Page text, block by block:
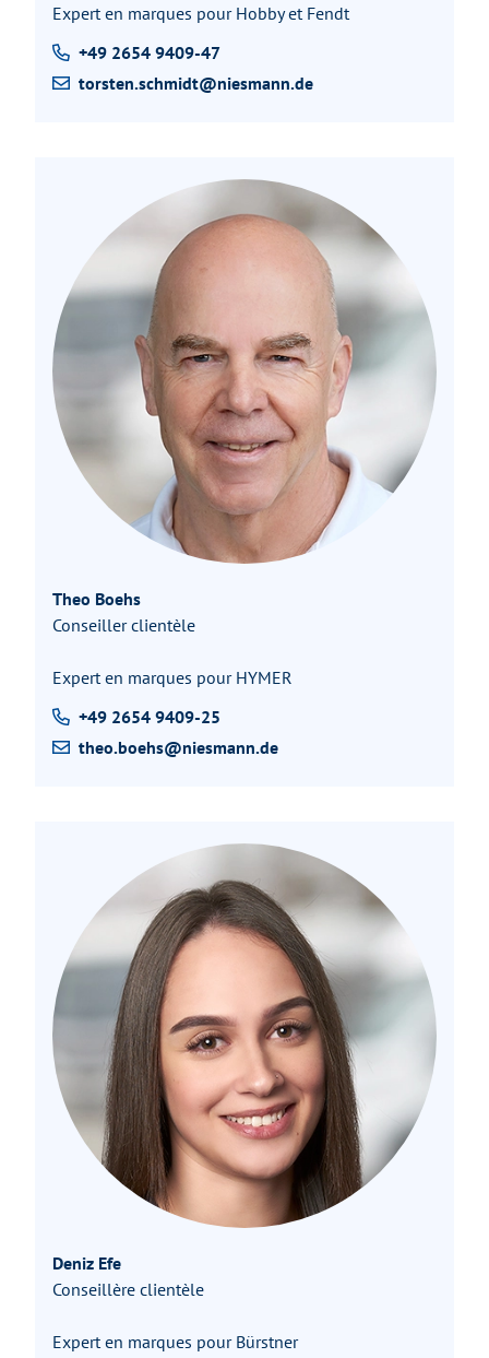
Expert en marques pour Hobby et Fendt
+49 2654 9409-47
torsten.schmidt@niesmann.de
Theo Boehs
Conseiller clientèle
Expert en marques pour HYMER
+49 2654 9409-25
theo.boehs@niesmann.de
Deniz Efe
Conseillère clientèle
Expert en marques pour Bürstner